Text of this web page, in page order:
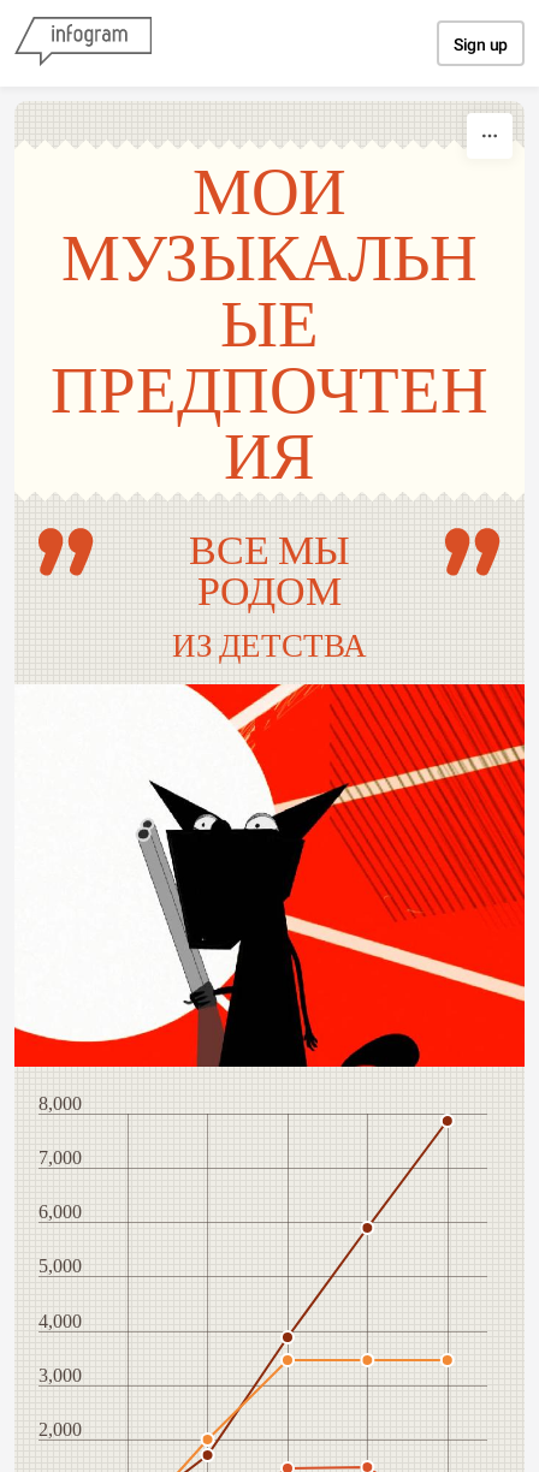
Sign up
МОИ
МУЗЫКАЛЬН
ЫЕ
ПРЕДПОЧТЕН
ИЯ
ВСЕ МЫ
РОДОМ
ИЗ ДЕТСТВА
2,000
3,000
4,000
5,000
6,000
7,000
8,000